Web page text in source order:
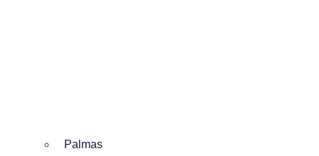
Palmas